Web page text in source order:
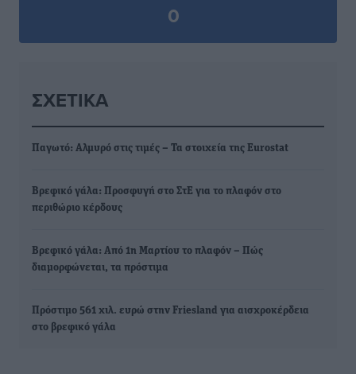
0
ΣΧΕΤΙΚΆ
Παγωτό: Αλμυρό στις τιμές – Τα στοιχεία της Εurostat
Βρεφικό γάλα: Προσφυγή στο ΣτΕ για το πλαφόν στο
περιθώριο κέρδους
Βρεφικό γάλα: Από 1η Μαρτίου το πλαφόν – Πώς
διαμορφώνεται, τα πρόστιμα
Πρόστιμο 561 χιλ. ευρώ στην Friesland για αισχροκέρδεια
στο βρεφικό γάλα